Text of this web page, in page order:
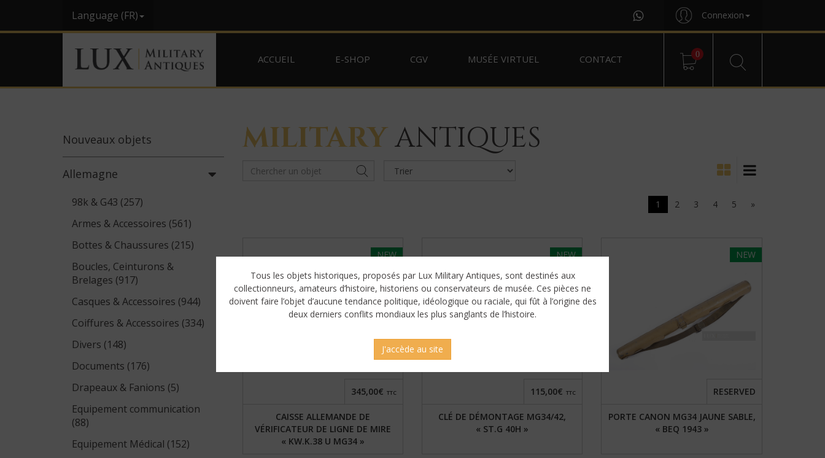
Language (FR) Connexion
ACCUEIL E-SHOP CGV MUSÉE VIRTUEL CONTACT 0
Nouveaux objets
Allemagne
98k & G43 (257)
Armes & Accessoires (561)
Bottes & Chaussures (215)
Boucles, Ceinturons &
Brelages (917)
Casques & Accessoires (944)
Coiffures & Accessoires (334)
Divers (148)
Documents (176)
Drapeaux & Fanions (5)
Equipement communication
(88)
Equipement Médical (152)
MILITARYANTIQUES
1 2 3 4 5 »
NEW
CAISSE ALLEMANDE DE
VÉRIFICATEUR DE LIGNE DE MIRE
« KW.K.38 U MG34 »
345,00€ TTC
NEW
CLÉ DE DÉMONTAGE MG34/42,
« ST.G 40H »
115,00€ TTC
NEW
PORTE CANON MG34 JAUNE SABLE,
« BEQ 1943 »
RESERVED
Tous les objets historiques, proposés par Lux Military Antiques, sont destinés aux
collectionneurs, amateurs d’histoire, historiens ou conservateurs de musée. Ces pièces ne
doivent faire l’objet d’aucune tendance politique, idéologique ou raciale, qui fût à l’origine des
deux derniers conflits mondiaux les plus sanglants de l’histoire.
J'accède au site